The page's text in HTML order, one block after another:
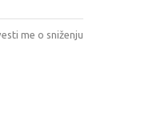
me o sniženju